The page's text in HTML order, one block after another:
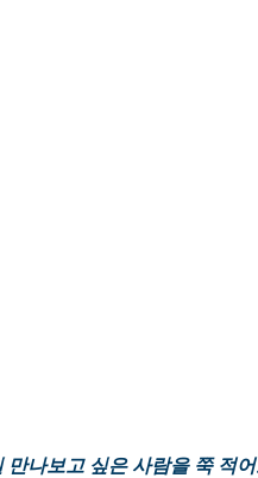
나보고 싶은 사람을 쭉 적